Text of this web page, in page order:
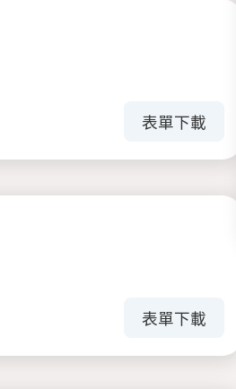
表單下載
表單下載